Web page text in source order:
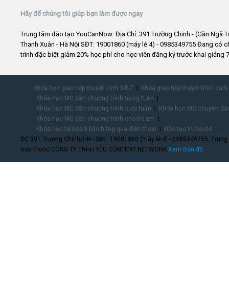
Hãy để chúng tôi giúp bạn làm được ngay
Trung tâm đào tạo YouCanNow: Địa Chỉ: 391 Trường Chinh - (Gần Ngã
Thanh Xuân - Hà Nội SĐT: 19001860 (máy lẻ 4) - 0985349755 Đang có
trình đặc biệt giảm 20% học phí cho học viên đăng ký trước khai giảng
Khóa học giao tiếp thuyết trình 3-5-7
Khóa giao tiếp thuyết trình
Khóa học MC dẫn chương trình trong tuần
Khóa học MC dẫn chương trình cuối tuần
Khóa học MC chuyên
Khóa học MC dẫn chương trình cho trẻ em
Khóa học telesale bán hàng qua điện thoại
Đào tạo In-house
ĐC:391 Trường Chinh/HN - SĐT: 19001860 (máy lẻ 4) - 0985349755.
trực thuộc CÔNG TY TNHH YÊU CONTENT NETWORK.Xem Bản đồ